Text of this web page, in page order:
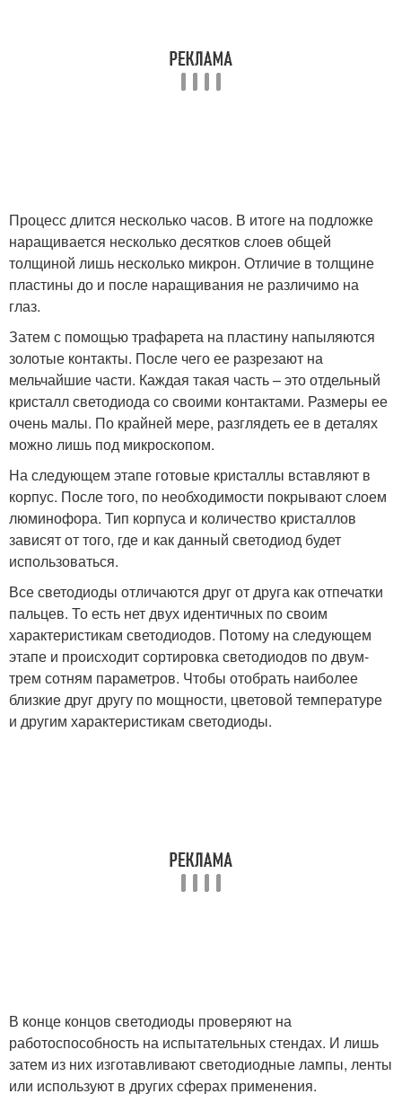
Процесс длится несколько часов. В итоге на подложке
наращивается несколько десятков слоев общей
толщиной лишь несколько микрон. Отличие в толщине
пластины до и после наращивания не различимо на
глаз.
Затем с помощью трафарета на пластину напыляются
золотые контакты. После чего ее разрезают на
мельчайшие части. Каждая такая часть – это отдельный
кристалл светодиода со своими контактами. Размеры ее
очень малы. По крайней мере, разглядеть ее в деталях
можно лишь под микроскопом.
На следующем этапе готовые кристаллы вставляют в
корпус. После того, по необходимости покрывают слоем
люминофора. Тип корпуса и количество кристаллов
зависят от того, где и как данный светодиод будет
использоваться.
Все светодиоды отличаются друг от друга как отпечатки
пальцев. То есть нет двух идентичных по своим
характеристикам светодиодов. Потому на следующем
этапе и происходит сортировка светодиодов по двум-
трем сотням параметров. Чтобы отобрать наиболее
близкие друг другу по мощности, цветовой температуре
и другим характеристикам светодиоды.
В конце концов светодиоды проверяют на
работоспособность на испытательных стендах. И лишь
затем из них изготавливают светодиодные лампы, ленты
или используют в других сферах применения.